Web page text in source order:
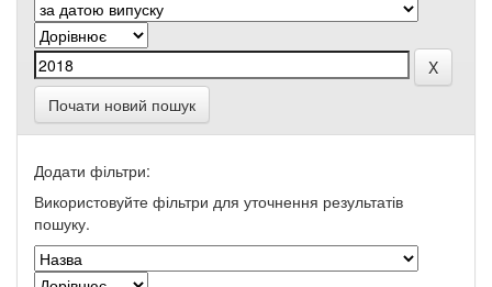
Почати новий пошук
Додати фільтри:
Використовуйте фільтри для уточнення результатів
пошуку.